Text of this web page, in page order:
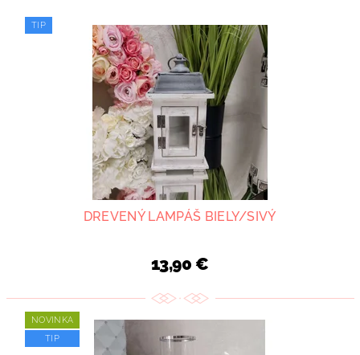
TIP
DREVENÝ LAMPÁŠ BIELY/SIVÝ
13,90 €
NOVINKA
TIP